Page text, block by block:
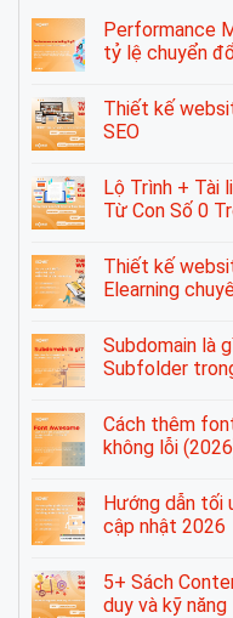
Performance
tỷ lệ chuyển
Thiết kế
SEO
Lộ Trình + Tài
Từ Con Số 0
Thiết kế
Elearning
Subdomain là
Subfolder
Cách thêm
không lỗi
Hướng dẫn tối
cập nhật 2026
5+ Sách
duy và kỹ năng